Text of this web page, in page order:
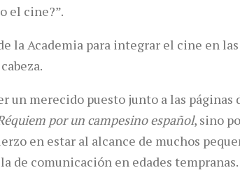
el cine?”.
la Academia para integrar el cine en las
un merecido puesto junto a las páginas
por un campesino español, sino
en estar al alcance de muchos
de comunicación en edades tempranas.